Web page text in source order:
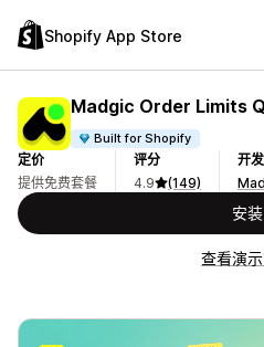
Shopify App Store
Madgic Order Limits
Built for Shopify
定价
提供免费套餐
评分
4.9
(149)
开
安装
查看演